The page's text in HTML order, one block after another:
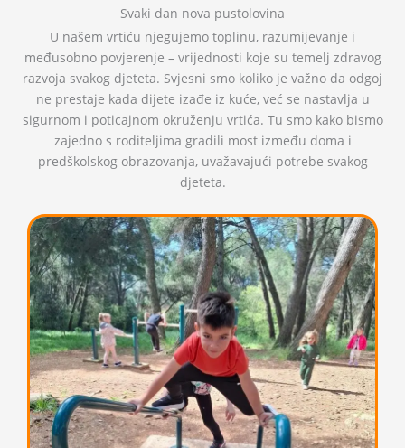
Svaki dan nova pustolovina
U našem vrtiću njegujemo toplinu, razumijevanje i
međusobno povjerenje – vrijednosti koje su temelj zdravog
razvoja svakog djeteta. Svjesni smo koliko je važno da odgoj
ne prestaje kada dijete izađe iz kuće, već se nastavlja u
sigurnom i poticajnom okruženju vrtića. Tu smo kako bismo
zajedno s roditeljima gradili most između doma i
predškolskog obrazovanja, uvažavajući potrebe svakog
djeteta.